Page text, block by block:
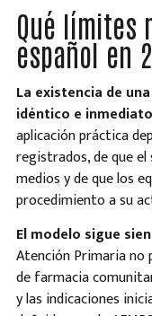
Qué límites
español en
La existencia de
idéntico e
aplicación práctica
registrados, de que
medios y de que los
procedimiento a su
El modelo sigue
Atención Primaria no
de farmacia
y las indicaciones